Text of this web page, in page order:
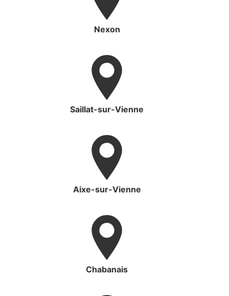
Nexon
Saillat-sur-Vienne
Aixe-sur-Vienne
Chabanais